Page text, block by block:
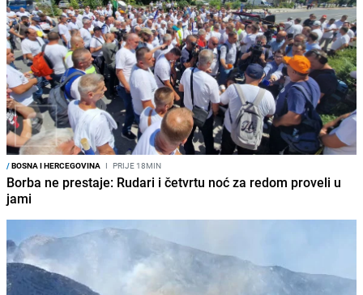
/BOSNA I HERCEGOVINA I PRIJE 18MIN
Borba ne prestaje: Rudari i četvrtu noć za redom proveli u
jami